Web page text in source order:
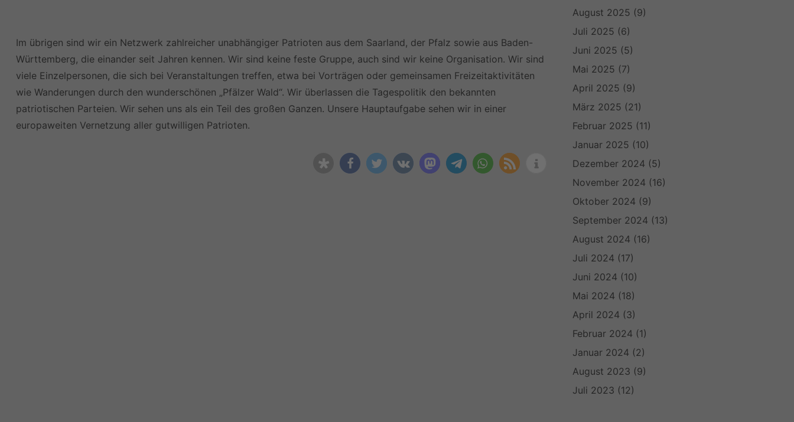
Im übrigen sind wir ein Netzwerk zahlreicher unabhängiger Patrioten aus dem Saarland, der Pfalz sowie aus Baden-
Württemberg, die einander seit Jahren kennen. Wir sind keine feste Gruppe, auch sind wir keine Organisation. Wir sind
viele Einzelpersonen, die sich bei Veranstaltungen treffen, etwa bei Vorträgen oder gemeinsamen Freizeitaktivitäten
wie Wanderungen durch den wunderschönen „Pfälzer Wald“. Wir überlassen die Tagespolitik den bekannten
patriotischen Parteien. Wir sehen uns als ein Teil des großen Ganzen. Unsere Hauptaufgabe sehen wir in einer
europaweiten Vernetzung aller gutwilligen Patrioten.
August 2025 (9)
Juli 2025 (6)
Juni 2025 (5)
Mai 2025 (7)
April 2025 (9)
März 2025 (21)
Februar 2025 (11)
Januar 2025 (10)
Dezember 2024 (5)
November 2024 (16)
Oktober 2024 (9)
September 2024 (13)
August 2024 (16)
Juli 2024 (17)
Juni 2024 (10)
Mai 2024 (18)
April 2024 (3)
Februar 2024 (1)
Januar 2024 (2)
August 2023 (9)
Juli 2023 (12)